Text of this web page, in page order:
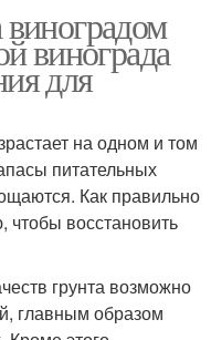
винограда
для
на одном и том
питательных
Как правильно
чтобы восстановить
грунта возможно
главным образом